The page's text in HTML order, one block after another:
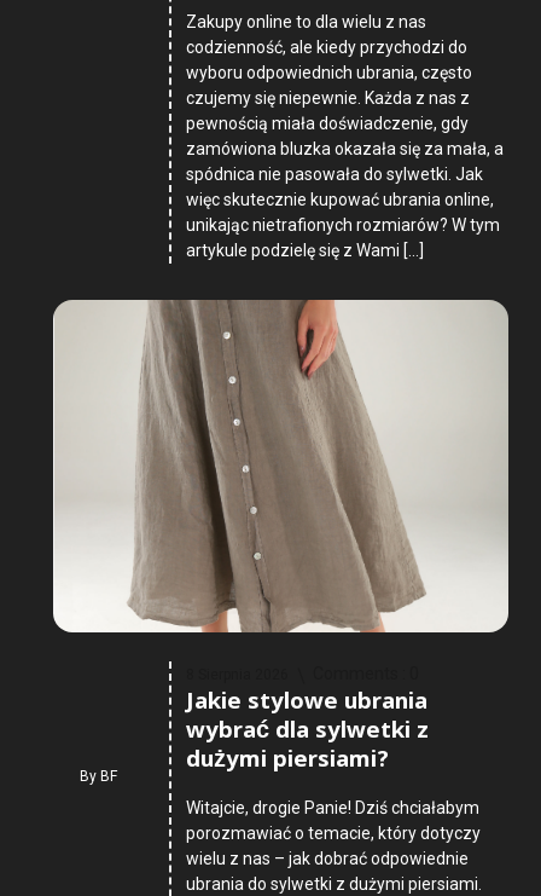
Zakupy online to dla wielu z nas
codzienność, ale kiedy przychodzi do
wyboru odpowiednich ubrania, często
czujemy się niepewnie. Każda z nas z
pewnością miała doświadczenie, gdy
zamówiona bluzka okazała się za mała, a
spódnica nie pasowała do sylwetki. Jak
więc skutecznie kupować ubrania online,
unikając nietrafionych rozmiarów? W tym
artykule podzielę się z Wami […]
ByBF
Jakie stylowe ubrania
wybrać dla sylwetki z
dużymi piersiami?
Witajcie, drogie Panie! Dziś chciałabym
porozmawiać o temacie, który dotyczy
wielu z nas – jak dobrać odpowiednie
ubrania do sylwetki z dużymi piersiami.